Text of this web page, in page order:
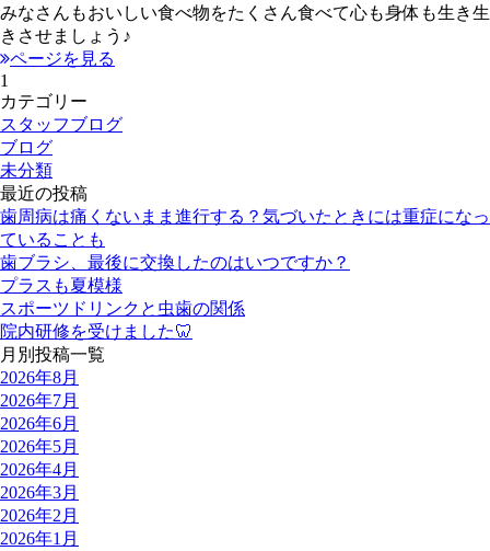
みなさんもおいしい食べ物をたくさん食べて心も身体も生き生
きさせましょう♪
ページを見る
1
カテゴリー
スタッフブログ
ブログ
未分類
最近の投稿
歯周病は痛くないまま進行する？気づいたときには重症になっ
ていることも
歯ブラシ、最後に交換したのはいつですか？
プラスも夏模様
スポーツドリンクと虫歯の関係
院内研修を受けました🦷
月別投稿一覧
2026年8月
2026年7月
2026年6月
2026年5月
2026年4月
2026年3月
2026年2月
2026年1月